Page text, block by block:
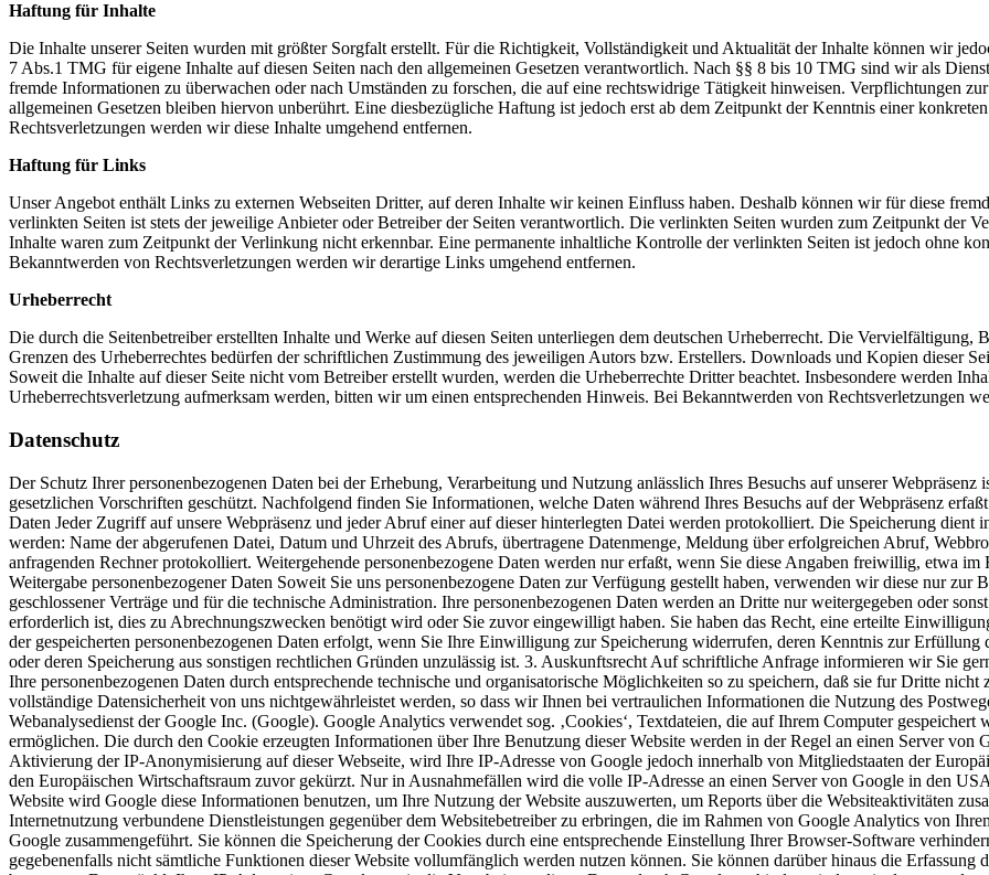
Haftung für Inhalte
Die Inhalte unserer Seiten wurden mit größter Sorgfalt erstellt. Für die Richtigkeit, Vollständigkeit und Aktualität der Inhalte können wir
7 Abs.1 TMG für eigene Inhalte auf diesen Seiten nach den allgemeinen Gesetzen verantwortlich. Nach §§ 8 bis 10 TMG sind wir als
fremde Informationen zu überwachen oder nach Umständen zu forschen, die auf eine rechtswidrige Tätigkeit hinweisen. Verpflichtungen
allgemeinen Gesetzen bleiben hiervon unberührt. Eine diesbezügliche Haftung ist jedoch erst ab dem Zeitpunkt der Kenntnis einer
Rechtsverletzungen werden wir diese Inhalte umgehend entfernen.
Haftung für Links
Unser Angebot enthält Links zu externen Webseiten Dritter, auf deren Inhalte wir keinen Einfluss haben. Deshalb können wir für diese
verlinkten Seiten ist stets der jeweilige Anbieter oder Betreiber der Seiten verantwortlich. Die verlinkten Seiten wurden zum Zeitpunkt der
Inhalte waren zum Zeitpunkt der Verlinkung nicht erkennbar. Eine permanente inhaltliche Kontrolle der verlinkten Seiten ist jedoch ohne
Bekanntwerden von Rechtsverletzungen werden wir derartige Links umgehend entfernen.
Urheberrecht
Die durch die Seitenbetreiber erstellten Inhalte und Werke auf diesen Seiten unterliegen dem deutschen Urheberrecht. Die
Grenzen des Urheberrechtes bedürfen der schriftlichen Zustimmung des jeweiligen Autors bzw. Erstellers. Downloads und Kopien dieser
Soweit die Inhalte auf dieser Seite nicht vom Betreiber erstellt wurden, werden die Urheberrechte Dritter beachtet. Insbesondere werden
Urheberrechtsverletzung aufmerksam werden, bitten wir um einen entsprechenden Hinweis. Bei Bekanntwerden von Rechtsverletzungen
Datenschutz
Der Schutz Ihrer personenbezogenen Daten bei der Erhebung, Verarbeitung und Nutzung anlässlich Ihres Besuchs auf unserer
gesetzlichen Vorschriften geschützt. Nachfolgend finden Sie Informationen, welche Daten während Ihres Besuchs auf der Webpräsenz
Daten Jeder Zugriff auf unsere Webpräsenz und jeder Abruf einer auf dieser hinterlegten Datei werden protokolliert. Die Speicherung dient
werden: Name der abgerufenen Datei, Datum und Uhrzeit des Abrufs, übertragene Datenmenge, Meldung über erfolgreichen Abruf,
anfragenden Rechner protokolliert. Weitergehende personenbezogene Daten werden nur erfaßt, wenn Sie diese Angaben freiwillig, etwa
Weitergabe personenbezogener Daten Soweit Sie uns personenbezogene Daten zur Verfügung gestellt haben, verwenden wir diese nur
geschlossener Verträge und für die technische Administration. Ihre personenbezogenen Daten werden an Dritte nur weitergegeben oder
erforderlich ist, dies zu Abrechnungszwecken benötigt wird oder Sie zuvor eingewilligt haben. Sie haben das Recht, eine erteilte
der gespeicherten personenbezogenen Daten erfolgt, wenn Sie Ihre Einwilligung zur Speicherung widerrufen, deren Kenntnis zur
oder deren Speicherung aus sonstigen rechtlichen Gründen unzulässig ist. 3. Auskunftsrecht Auf schriftliche Anfrage informieren wir Sie
Ihre personenbezogenen Daten durch entsprechende technische und organisatorische Möglichkeiten so zu speichern, daß sie fur Dritte
vollständige Datensicherheit von uns nichtgewährleistet werden, so dass wir Ihnen bei vertraulichen Informationen die Nutzung des
Webanalysedienst der Google Inc. (Google). Google Analytics verwendet sog. ‚Cookies‘, Textdateien, die auf Ihrem Computer
ermöglichen. Die durch den Cookie erzeugten Informationen über Ihre Benutzung dieser Website werden in der Regel an einen Server
Aktivierung der IP-Anonymisierung auf dieser Webseite, wird Ihre IP-Adresse von Google jedoch innerhalb von Mitgliedstaaten der
den Europäischen Wirtschaftsraum zuvor gekürzt. Nur in Ausnahmefällen wird die volle IP-Adresse an einen Server von Google in den
Website wird Google diese Informationen benutzen, um Ihre Nutzung der Website auszuwerten, um Reports über die Websiteaktivitäten
Internetnutzung verbundene Dienstleistungen gegenüber dem Websitebetreiber zu erbringen, die im Rahmen von Google Analytics von
Google zusammengeführt. Sie können die Speicherung der Cookies durch eine entsprechende Einstellung Ihrer Browser-Software
gegebenenfalls nicht sämtliche Funktionen dieser Website vollumfänglich werden nutzen können. Sie können darüber hinaus die